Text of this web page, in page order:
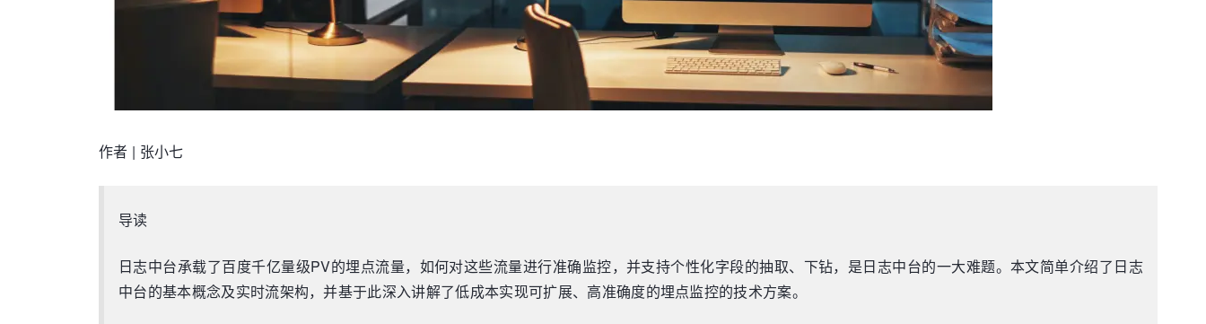
作者 | 张小七
导读
日志中台承载了百度千亿量级PV的埋点流量，如何对这些流量进行准确监控，并支持个性化字段的抽取、下钻，是日志中台的一大难题。本文简单介绍了日志
中台的基本概念及实时流架构，并基于此深入讲解了低成本实现可扩展、高准确度的埋点监控的技术方案。